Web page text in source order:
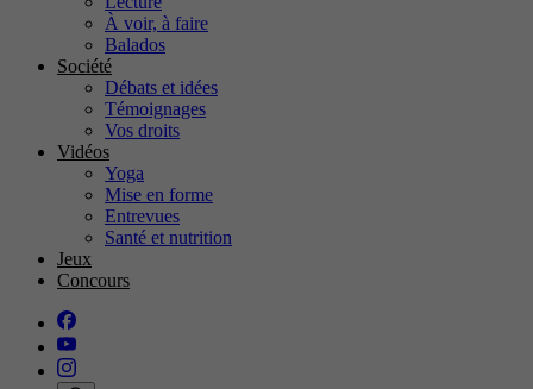
À voir, à faire
Balados
Société
Débats et idées
Témoignages
Vos droits
Vidéos
Yoga
Mise en forme
Entrevues
Santé et nutrition
Jeux
Concours